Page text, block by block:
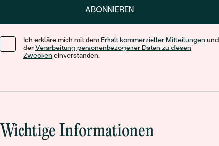
ABONNIEREN
Ich erkläre mich mit dem Erhalt kommerzieller Mitteilungen und
derVerarbeitung personenbezogener Daten zu diesen
Zwecken einverstanden.
Wichtige Informationen